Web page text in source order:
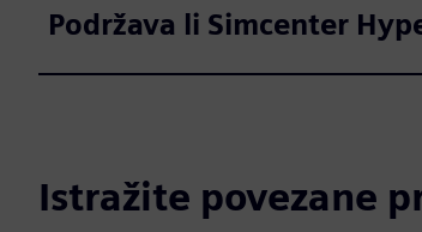
Podržava li Simcenter
Istražite povezane